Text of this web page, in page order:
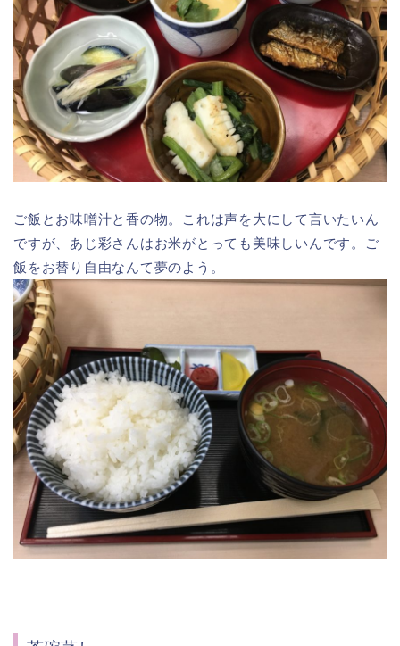
ご飯とお味噌汁と香の物。これは声を大にして言いたいん
ですが、あじ彩さんはお米がとっても美味しいんです。ご
飯をお替り自由なんて夢のよう。